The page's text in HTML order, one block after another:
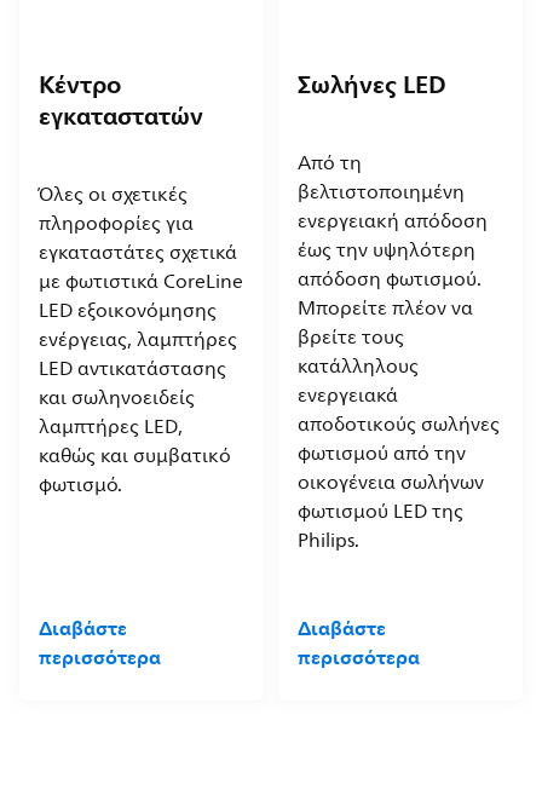
Κέντρο
εγκαταστατών
Όλες οι σχετικές
πληροφορίες για
εγκαταστάτες σχετικά
με φωτιστικά CoreLine
LED εξοικονόμησης
ενέργειας, λαμπτήρες
LED αντικατάστασης
και σωληνοειδείς
λαμπτήρες LED,
καθώς και συμβατικό
φωτισμό.
Διαβάστε
περισσότερα
Σωλήνες LED
Από τη
βελτιστοποιημένη
ενεργειακή απόδοση
έως την υψηλότερη
απόδοση φωτισμού.
Μπορείτε πλέον να
βρείτε τους
κατάλληλους
ενεργειακά
αποδοτικούς σωλήνες
φωτισμού από την
οικογένεια σωλήνων
φωτισμού LED της
Philips.
Διαβάστε
περισσότερα